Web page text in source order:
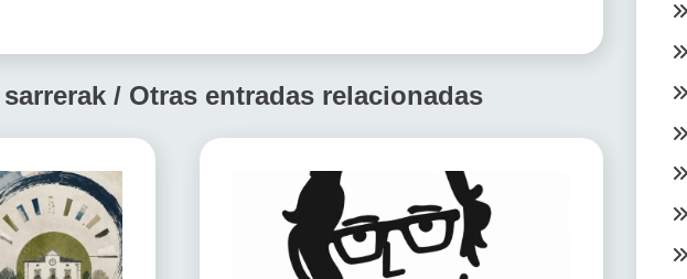
/ Otras entradas relacionadas